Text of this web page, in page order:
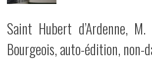
Saint Hubert d’Ardenne,
Bourgeois, auto-édition, non-